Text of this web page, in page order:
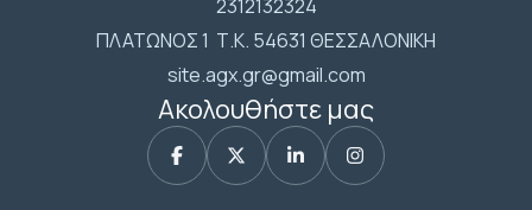
2312132324
ΠΛΑΤΩΝΟΣ 1 Τ.Κ. 54631 ΘΕΣΣΑΛΟΝΙΚΗ
site.agx.gr@gmail.com
Ακολουθήστε μας